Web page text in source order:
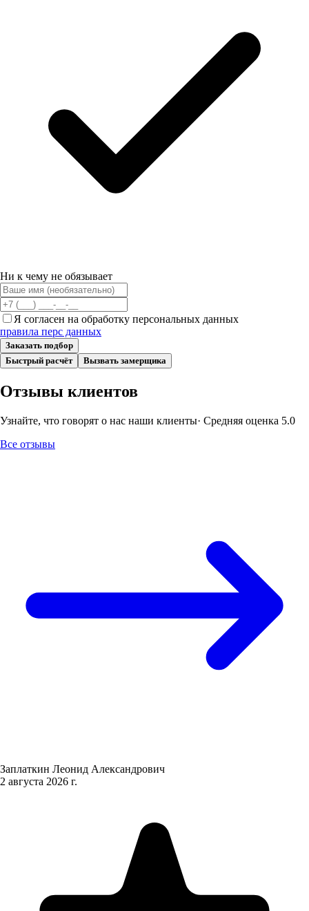
Ни к чему не обязывает
Я согласен на обработку персональных данных
правила перс данных
Заказать подбор
Быстрый расчёт
Вызвать замерщика
Отзывы клиентов
Узнайте, что говорят о нас наши клиенты· Средняя оценка 5.0
Все отзывы
Заплаткин Леонид Александрович
2 августа 2026 г.